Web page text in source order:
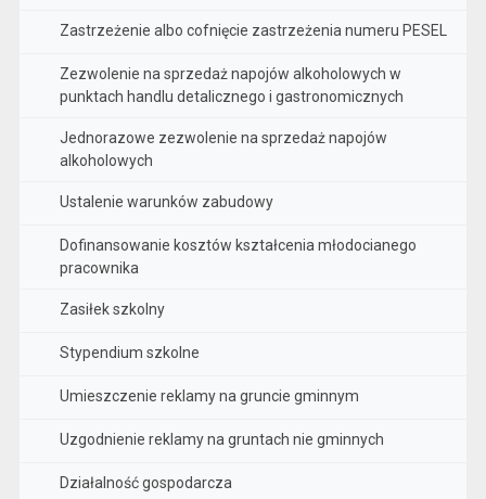
Zastrzeżenie albo cofnięcie zastrzeżenia numeru PESEL
Zezwolenie na sprzedaż napojów alkoholowych w
punktach handlu detalicznego i gastronomicznych
Jednorazowe zezwolenie na sprzedaż napojów
alkoholowych
Ustalenie warunków zabudowy
Dofinansowanie kosztów kształcenia młodocianego
pracownika
Zasiłek szkolny
Stypendium szkolne
Umieszczenie reklamy na gruncie gminnym
Uzgodnienie reklamy na gruntach nie gminnych
Działalność gospodarcza